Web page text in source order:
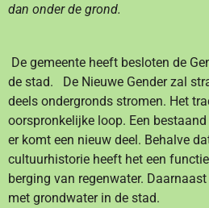
dan onder de grond.
De gemeente heeft besloten de
de stad. De Nieuwe Gender zal
deels ondergronds stromen. Het
oorspronkelijke loop. Een
er komt een nieuw deel. Behalve
cultuurhistorie heeft het een
berging van regenwater.
met grondwater in de stad.